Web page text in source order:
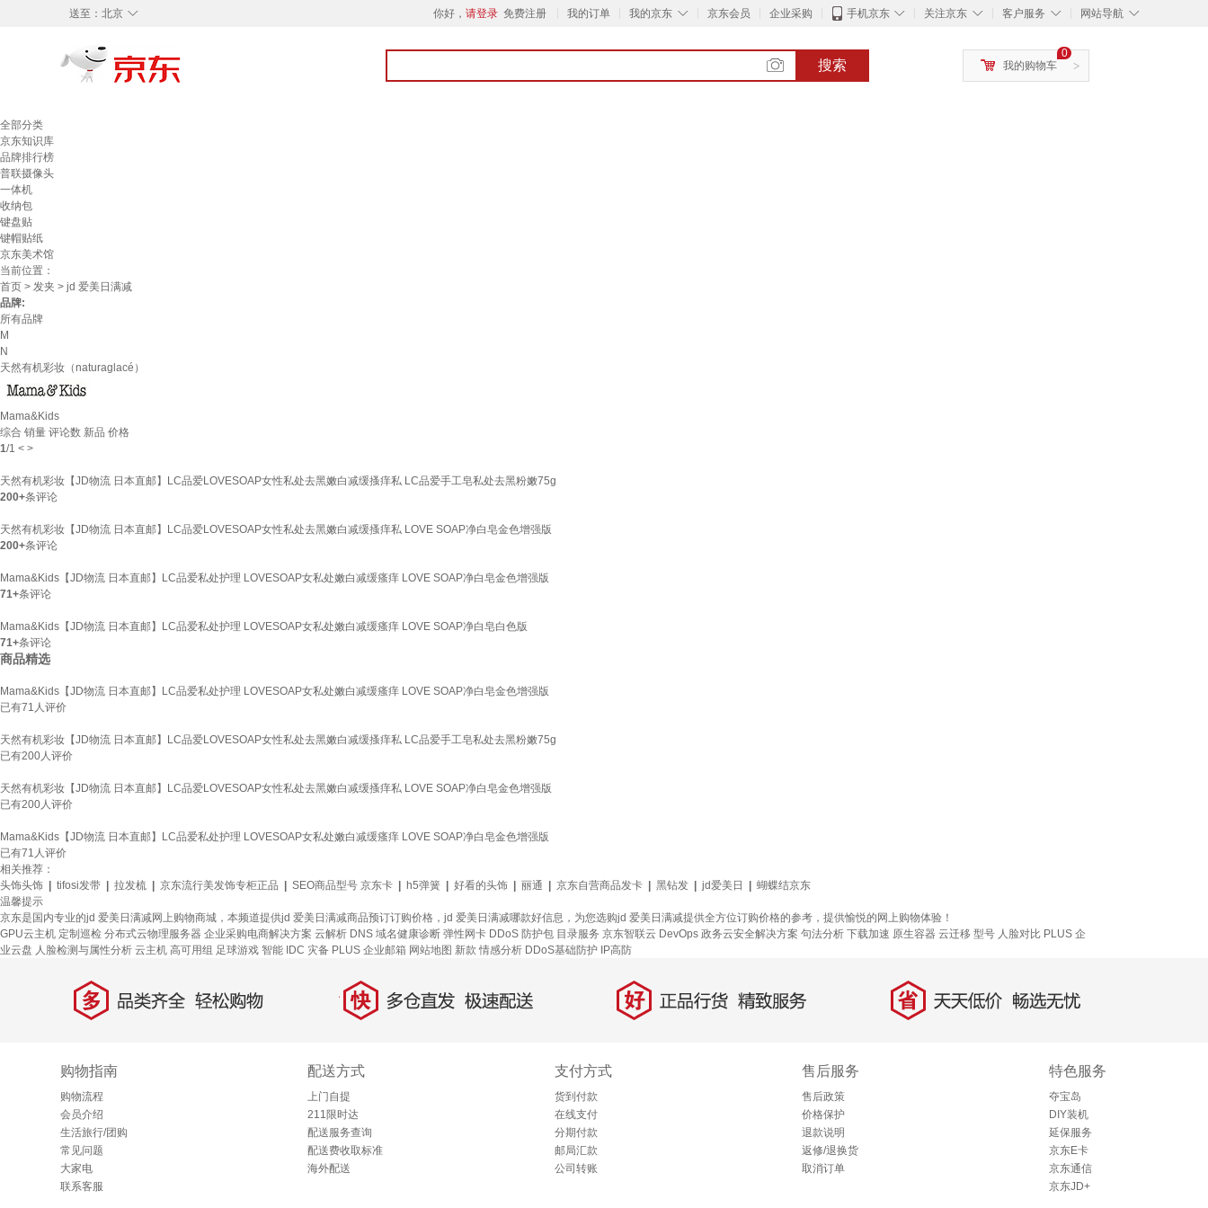
◇
送至： 北京 你好， 请登录 免费注册 我的订单 ◇
我的京东 京东会员 企业采购 ◇
手机京东 ◇
关注京东 ◇
客户服务 ◇
网站导航
搜索 >
0
我的购物车
全部分类
京东知识库
品牌排行榜
普联摄像头
一体机
收纳包
键盘贴
键帽贴纸
京东美术馆
当前位置：
首页 > 发夹 > jd 爱美日满减
品牌:
所有品牌
M
N
天然有机彩妆（naturaglacé）
Mama&Kids
综合 销量 评论数 新品 价格
1/1 < >
天然有机彩妆【JD物流 日本直邮】LC品爱LOVESOAP女性私处去黑嫩白减缓搔痒私 LC品爱手工皂私处去黑粉嫩75g
200+条评论
天然有机彩妆【JD物流 日本直邮】LC品爱LOVESOAP女性私处去黑嫩白减缓搔痒私 LOVE SOAP净白皂金色增强版
200+条评论
Mama&Kids【JD物流 日本直邮】LC品爱私处护理 LOVESOAP女私处嫩白减缓瘙痒 LOVE SOAP净白皂金色增强版
71+条评论
Mama&Kids【JD物流 日本直邮】LC品爱私处护理 LOVESOAP女私处嫩白减缓瘙痒 LOVE SOAP净白皂白色版
71+条评论
商品精选
Mama&Kids【JD物流 日本直邮】LC品爱私处护理 LOVESOAP女私处嫩白减缓瘙痒 LOVE SOAP净白皂金色增强版
已有71 人评价
天然有机彩妆【JD物流 日本直邮】LC品爱LOVESOAP女性私处去黑嫩白减缓搔痒私 LC品爱手工皂私处去黑粉嫩75g
已有200人评价
天然有机彩妆【JD物流 日本直邮】LC品爱LOVESOAP女性私处去黑嫩白减缓搔痒私 LOVE SOAP净白皂金色增强版
已有200人评价
Mama&Kids【JD物流 日本直邮】LC品爱私处护理 LOVESOAP女私处嫩白减缓瘙痒 LOVE SOAP净白皂金色增强版
已有71 人评价
相关推荐：
头饰头饰
tifosi发带 拉发梳 京东流行美发饰专柜正品 SEO商品型号 京东卡 h5弹簧 好看的头饰 丽通 京东自营商品发卡 黑钻发 jd爱美日
蝴蝶结京东
温馨提示
京东是国内专业的jd 爱美日满减网上购物商城，本频道提供jd 爱美日满减商品预订订购价格，jd 爱美日满减哪款好信息，为您选购jd 爱美日满减提供全方位订购价格的参考，提供愉悦的网上购物体验！
GPU云主机 定制巡检 分布式云物理服务器 企业采购电商解决方案 云解析 DNS 域名健康诊断 弹性网卡 DDoS 防护包 目录服务 京东智联云 DevOps 政务云安全解决方案 句法分析 下载加速 原生容器 云迁移 型号 人脸对比 PLUS 企
业云盘 人脸检测与属性分析 云主机 高可用组 足球游戏 智能 IDC 灾备 PLUS 企业邮箱 网站地图 新款 情感分析 DDoS基础防护 IP高防
多 品类齐全，轻松购物 快 多仓直发，极速配送 好 正品行货，精致服务 省 天天低价，畅选无忧
购物指南
购物流程
会员介绍
生活旅行/团购
常见问题
大家电
联系客服
配送方式
上门自提
211限时达
配送服务查询
配送费收取标准
海外配送
支付方式
货到付款
在线支付
分期付款
邮局汇款
公司转账
售后服务
售后政策
价格保护
退款说明
返修/退换货
取消订单
特色服务
夺宝岛
DIY装机
延保服务
京东E卡
京东通信
京东JD+